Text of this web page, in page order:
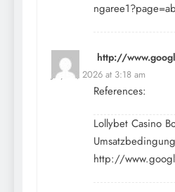
http://
July 15, 2026 at 3:18 am
References:
Lollybet Casino
http://